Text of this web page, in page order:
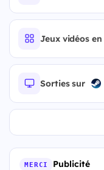
Jeux vidéos en
Sorties sur
MERCI Publicité